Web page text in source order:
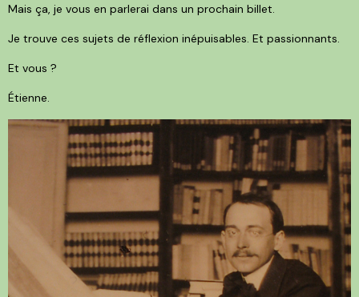
Mais ça, je vous en parlerai dans un prochain billet.
Je trouve ces sujets de réflexion inépuisables. Et passionnants.
Et vous ?
Étienne.